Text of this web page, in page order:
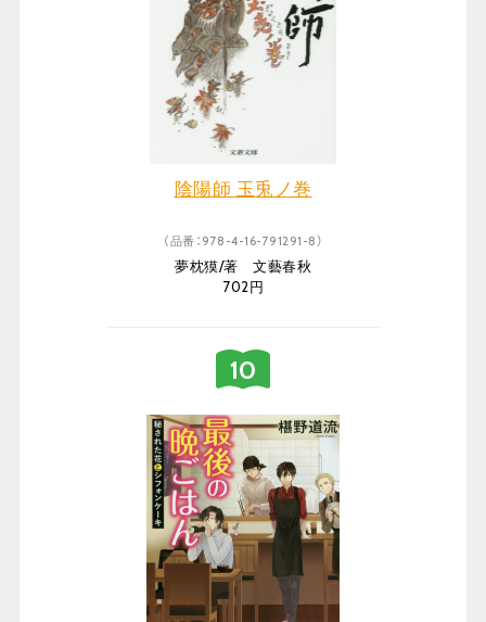
陰陽師 玉兎ノ巻
（品番：978-4-16-791291-8）
夢枕獏/著 文藝春秋
702円